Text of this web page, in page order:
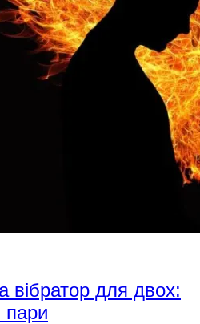
вібратор для двох:
пари